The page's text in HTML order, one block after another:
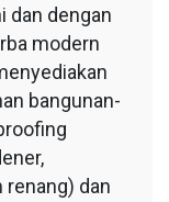
dan dengan
modern
bangunan-
dan